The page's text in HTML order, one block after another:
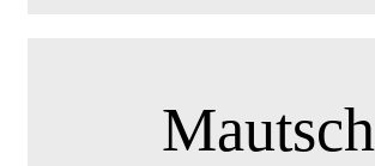
Mautsch